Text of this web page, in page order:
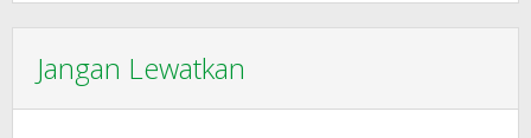
Jangan Lewatkan